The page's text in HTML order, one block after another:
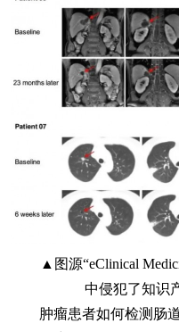
▲图源“eClinical
中侵犯了知识
肿瘤患者如何检测肠